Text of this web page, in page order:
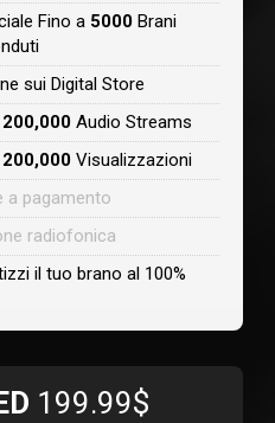
Fino a 5000Brani
sui Digital Store
200,000 Audio Streams
200,000 Visualizzazioni
a pagamento
radiofonica
il tuo brano al 100%
199.99$